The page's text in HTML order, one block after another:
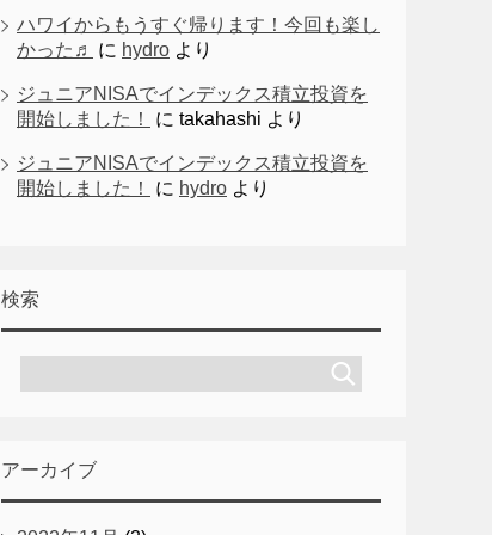
ハワイからもうすぐ帰ります！今回も楽し
かった♬
に hydro より
ジュニアNISAでインデックス積立投資を
開始しました！
に takahashi より
ジュニアNISAでインデックス積立投資を
開始しました！
に hydro より
検索
アーカイブ